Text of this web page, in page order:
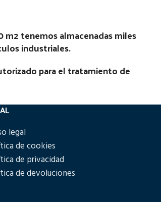
Código Pieza:52584
m2 tenemos almacenadas miles
industriales.
para el tratamiento de
legal
de cookies
de privacidad
de devoluciones